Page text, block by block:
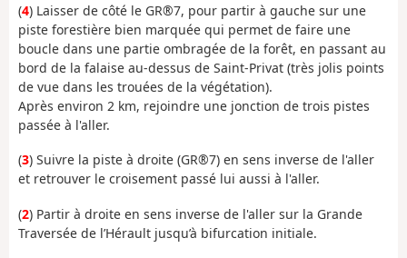
(4) Laisser de côté le GR®7, pour partir à gauche sur une
piste forestière bien marquée qui permet de faire une
boucle dans une partie ombragée de la forêt, en passant au
bord de la falaise au-dessus de Saint-Privat (très jolis points
de vue dans les trouées de la végétation).
Après environ 2 km, rejoindre une jonction de trois pistes
passée à l'aller.
(3) Suivre la piste à droite (GR®7) en sens inverse de l'aller
et retrouver le croisement passé lui aussi à l'aller.
(2) Partir à droite en sens inverse de l'aller sur la Grande
Traversée de l’Hérault jusqu’à bifurcation initiale.